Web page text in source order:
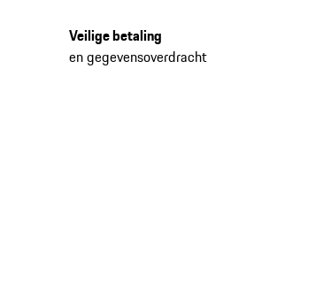
Veilige betaling
en gegevensoverdracht